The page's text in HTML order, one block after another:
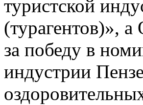
туристской
(турагентов)»,
за победу в
индустрии